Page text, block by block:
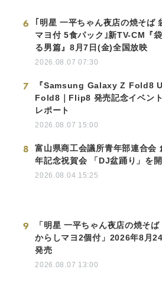
6
｢明星 一平ちゃん夜店の焼そば
マヨ付 5食パック｣新TV-CM『
る男篇』8月7日(金)全国放映
2026.08.07 07:30
7
『Samsung Galaxy Z Fold8
Fold8｜Flip8 発売記念イベン
レポート
2026.08.07 15:00
8
富山県商工会議所青年部連合会
年記念祝賀会 「DJ盆踊り」を
2026.08.04 15:25
9
「明星 一平ちゃん夜店の焼そ
からしマヨ2個付」2026年8月
発売
2026.08.07 13:00